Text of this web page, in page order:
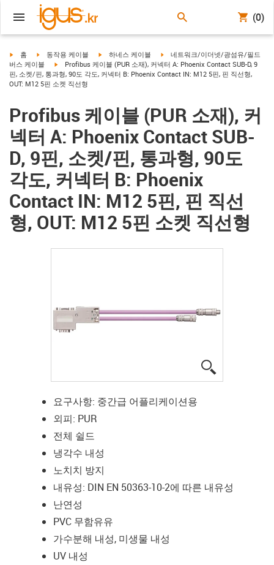
(0)
igus-icon-arrow-right
홈 igus-icon-arrow-right
동작용 케이블 igus-icon-arrow-right
하네스 케이블 igus-icon-arrow-right
네트워크/이더넷/광섬유/필드
버스 케이블
igus-icon-arrow-right
Profibus 케이블 (PUR 소재), 커넥터 A: Phoenix Contact SUB-D, 9
핀, 소켓/핀, 통과형, 90도 각도, 커넥터 B: Phoenix Contact IN: M12 5핀, 핀 직선형,
OUT: M12 5핀 소켓 직선형
Profibus 케이블 (PUR 소재), 커
넥터 A: Phoenix Contact SUB-
D, 9핀, 소켓/핀, 통과형, 90도
각도, 커넥터 B: Phoenix
Contact IN: M12 5핀, 핀 직선
형, OUT: M12 5핀 소켓 직선형
요구사항: 중간급 어플리케이션용
외피: PUR
전체 쉴드
냉각수 내성
노치치 방지
내유성: DIN EN 50363-10-2에 따른 내유성
난연성
PVC 무함유유
가수분해 내성, 미생물 내성
UV 내성